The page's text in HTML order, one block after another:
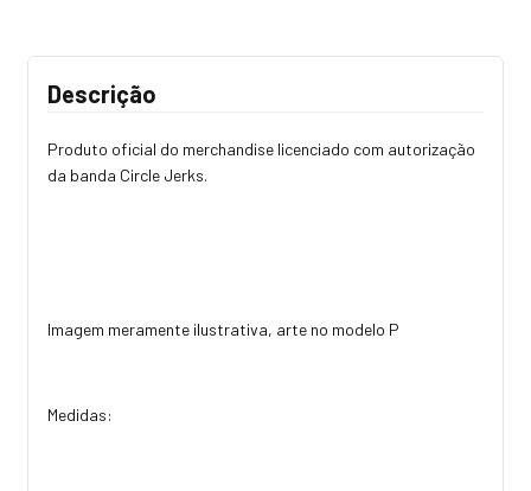
Descrição
Produto oficial do merchandise licenciado com autorização
da banda Circle Jerks.
Imagem meramente ilustrativa, arte no modelo P
Medidas: